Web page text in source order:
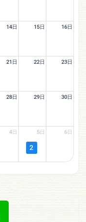
14日 15日 16日
21日 22日 23日
28日 29日 30日
4日 5日
2
6日